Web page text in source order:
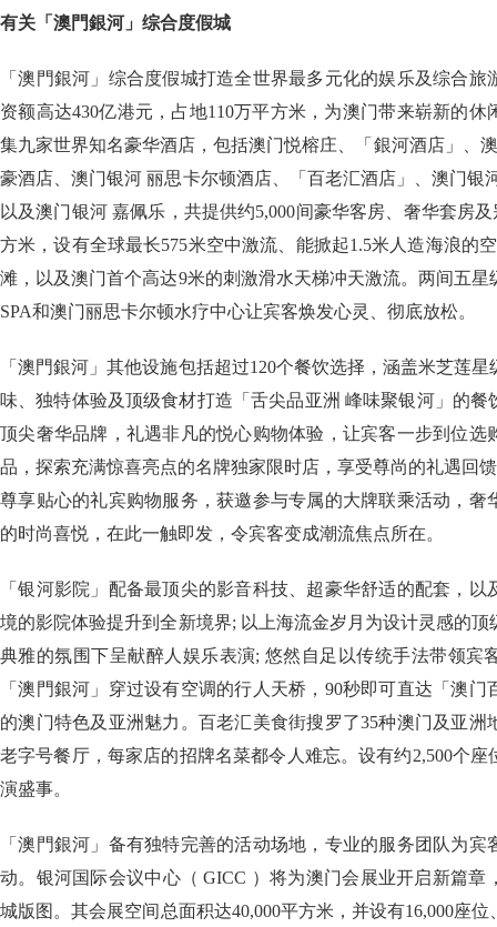
有关「澳門銀河」综合度假城
「澳門銀河」综合度假城打造全世界最多元化的娱乐及综合
资额高达430亿港元，占地110万平方米，为澳门带来崭新的
集九家世界知名豪华酒店，包括澳门悦榕庄、「銀河酒店」、
豪酒店、澳门银河 丽思卡尔顿酒店、「百老汇酒店」、澳门银
以及澳门银河 嘉佩乐，共提供约5,000间豪华客房、奢华套房
方米，设有全球最长575米空中激流、能掀起1.5米人造海浪的
滩，以及澳门首个高达9米的刺激滑水天梯冲天激流。两间五
SPA和澳门丽思卡尔顿水疗中心让宾客焕发心灵、彻底放松。
「澳門銀河」其他设施包括超过120个餐饮选择，涵盖米芝莲
味、独特体验及顶级食材打造「舌尖品亚洲 峰味聚银河」的
顶尖奢华品牌，礼遇非凡的悦心购物体验，让宾客一步到位选
品，探索充满惊喜亮点的名牌独家限时店，享受尊尚的礼遇回
尊享贴心的礼宾购物服务，获邀参与专属的大牌联乘活动，奢
的时尚喜悦，在此一触即发，令宾客变成潮流焦点所在。
「银河影院」配备最顶尖的影音科技、超豪华舒适的配套，
境的影院体验提升到全新境界; 以上海流金岁月为设计灵感的
典雅的氛围下呈献醉人娱乐表演; 悠然自足以传统手法带领宾
「澳門銀河」穿过设有空调的行人天桥，90秒即可直达「澳
的澳门特色及亚洲魅力。百老汇美食街搜罗了35种澳门及亚洲
老字号餐厅，每家店的招牌名菜都令人难忘。设有约2,500个
演盛事。
「澳門銀河」备有独特完善的活动场地，专业的服务团队为
动。银河国际会议中心（ GICC ）将为澳门会展业开启新篇章
城版图。其会展空间总面积达40,000平方米，并设有16,000座